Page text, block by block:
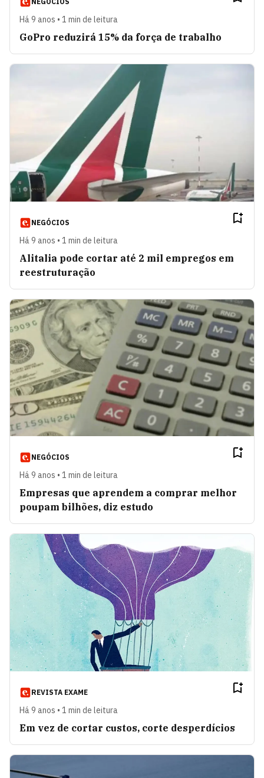
Há 9 anos • 1 min de leitura
GoPro reduzirá 15% da força de trabalho
NEGÓCIOS
Há 9 anos • 1 min de leitura
Alitalia pode cortar até 2 mil empregos em
reestruturação
NEGÓCIOS
Há 9 anos • 1 min de leitura
Empresas que aprendem a comprar melhor
poupam bilhões, diz estudo
REVISTA EXAME
Há 9 anos • 1 min de leitura
Em vez de cortar custos, corte desperdícios